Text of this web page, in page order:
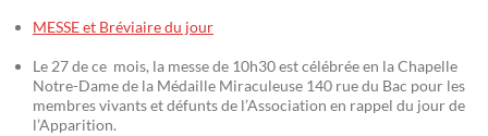
MESSE et Bréviaire du jour
Le 27 de ce mois, la messe de 10h30 est célébrée en la Chapelle
Notre-Dame de la Médaille Miraculeuse 140 rue du Bac pour les
membres vivants et défunts de l’Association en rappel du jour de
l’Apparition.